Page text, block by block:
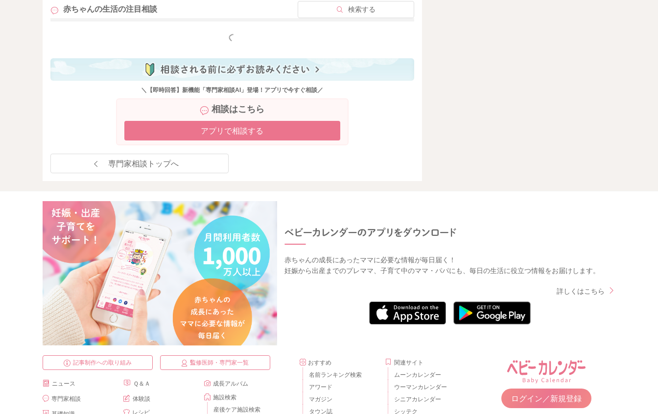
赤ちゃんの生活の注目相談 検索する
もっと見る
＼【即時回答】新機能「専門家相談AI」登場！アプリで今すぐ相談／
相談はこちら
アプリで相談する
専門家相談トップへ
赤ちゃんの成長にあったママに必要な情報が毎日届く！
妊娠から出産までのプレママ、子育て中のママ・パパにも、毎日の生活に役立つ情報をお届けします。
詳しくはこちら
記事制作への取り組み 監修医師・専門家一覧
ニュース
専門家相談
Ｑ＆Ａ
体験談
レシピ
成長アルバム
施設検索
産後ケア施設検索
おすすめ
名前ランキング検索
アワード
マガジン
タウン誌
関連サイト
ムーンカレンダー
ウーマンカレンダー
シニアカレンダー
シッテク
ログイン／新規登録